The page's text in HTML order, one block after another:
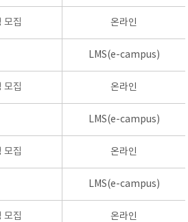
모집 온라인
LMS(e-campus)
모집 온라인
LMS(e-campus)
모집 온라인
LMS(e-campus)
모집 온라인